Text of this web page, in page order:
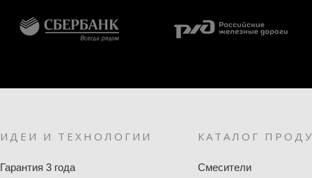
ИДЕИ И ТЕХНОЛОГИИ
Гарантия 3 года
КАТАЛОГ
Смесители